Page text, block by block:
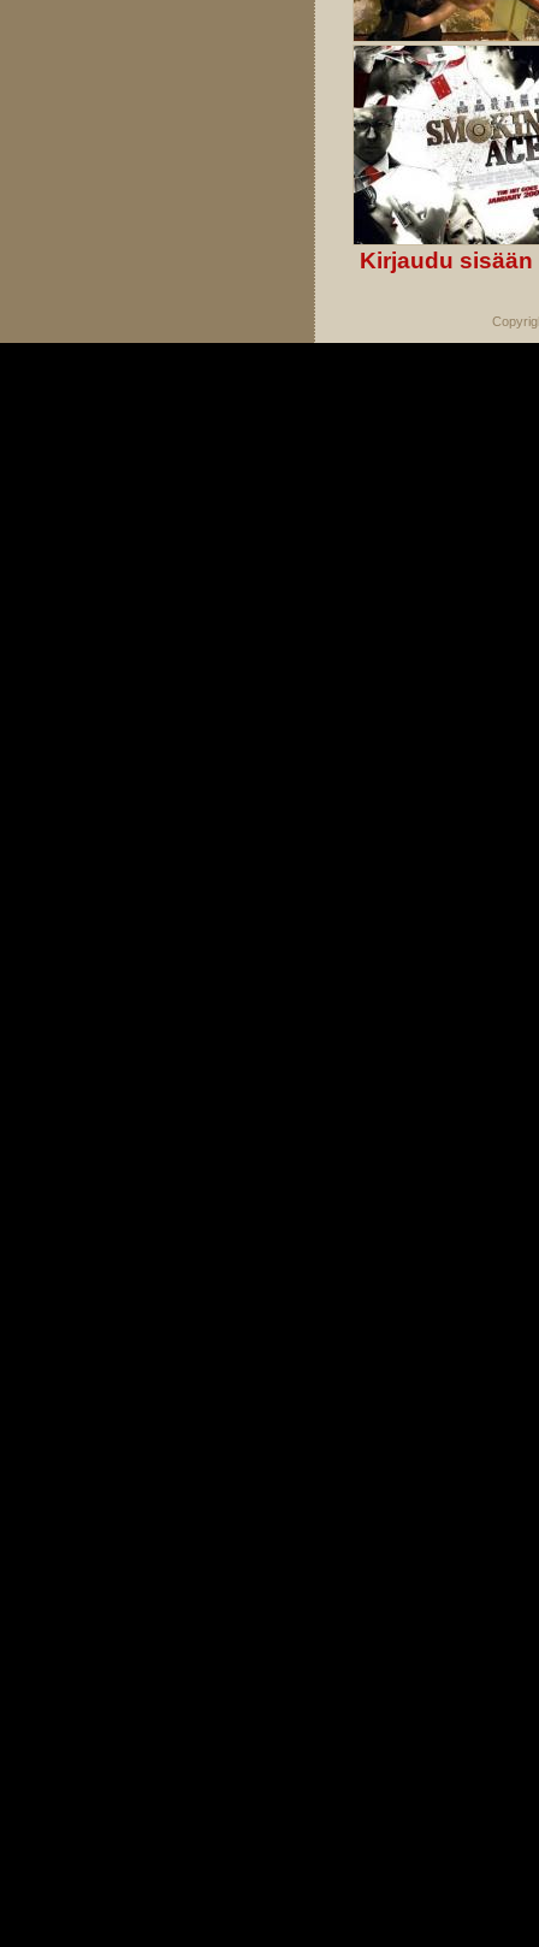
Kirjaudu sisään